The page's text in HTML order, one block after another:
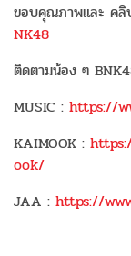
ขอบคุณภาพและ คลิ
NK48
ติดตามน้อง ๆ
MUSIC : https://
KAIMOOK :
ook/
JAA : https://